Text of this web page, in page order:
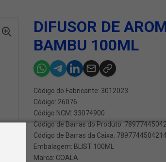
DIFUSOR DE
BAMBU 100ML
Código do Fabricante: 3012023
Código: 26076
Código NCM: 33074900
Código de Barras do Produto:
Código de Barras da Caixa:
Embalagem: BLIST 100ML
Marca: COALA